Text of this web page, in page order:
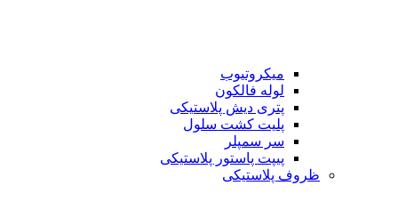
میکروتیوب
لوله فالکون
پتری دیش پلاستیکی
پلیت کشت سلول
سر سمپلر
پیپت پاستور پلاستیکی
ظروف پلاستیکی